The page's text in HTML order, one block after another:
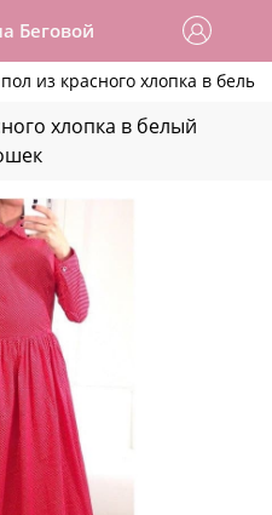
Беговой
из красного хлопка в
хлопка в белый